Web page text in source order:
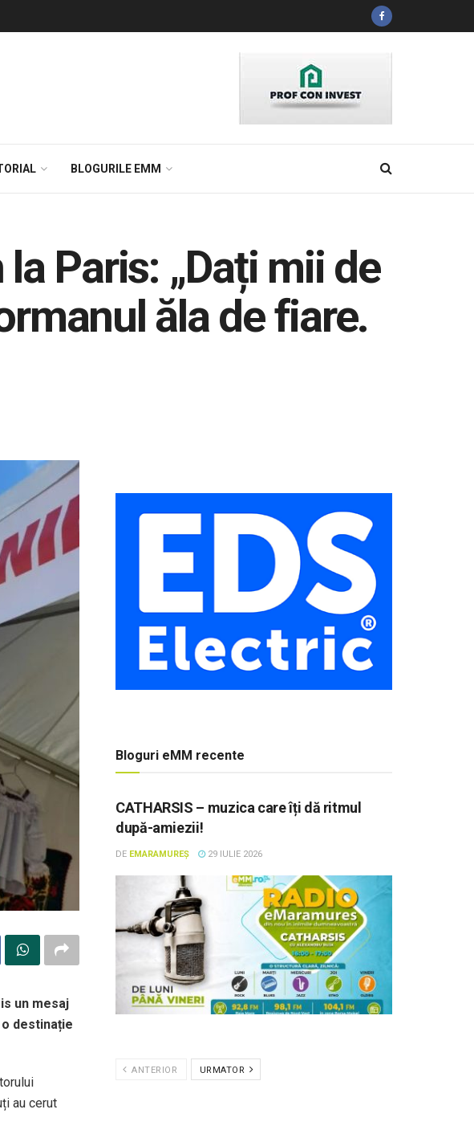
BLOGURILE EMM
Paris: „Dați mii de
ăla de fiare.
un mesaj
destinație
au cerut
Bloguri eMM recente
CATHARSIS – muzica care îți dă ritmul
după-amiezii!
DE EMARAMUREȘ 29 IULIE 2026
ANTERIOR URMATOR